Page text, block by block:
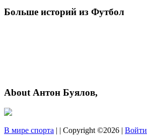
Больше историй из Футбол
About Антон Буялов,
В мире спорта | | Copyright ©2026 | Войти